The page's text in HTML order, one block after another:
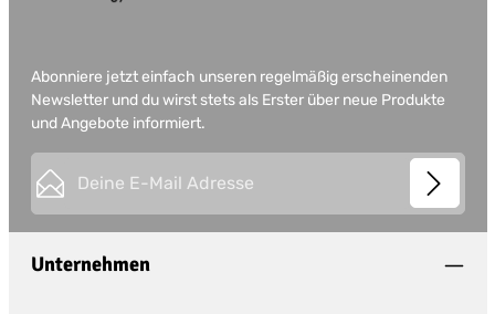
Abonniere jetzt einfach unseren regelmäßig erscheinenden
Newsletter und du wirst stets als Erster über neue Produkte
und Angebote informiert.
Datenschutz
Ich habe die
Die mit einem Stern (*) markierten Felder sind
Unternehmen